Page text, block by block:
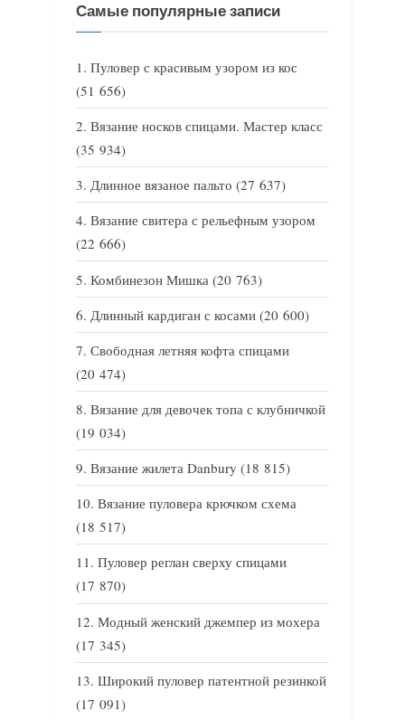
Самые популярные записи
Пуловер с красивым узором из кос
(51 656)
Вязание носков спицами. Мастер класс
(35 934)
Длинное вязаное пальто (27 637)
Вязание свитера с рельефным узором
(22 666)
Комбинезон Мишка (20 763)
Длинный кардиган с косами (20 600)
Свободная летняя кофта спицами
(20 474)
Вязание для девочек топа с клубничкой
(19 034)
Вязание жилета Danbury (18 815)
Вязание пуловера крючком схема
(18 517)
Пуловер реглан сверху спицами
(17 870)
Модный женский джемпер из мохера
(17 345)
Широкий пуловер патентной резинкой
(17 091)